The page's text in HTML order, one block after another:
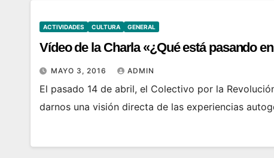
ACTIVIDADES CULTURA GENERAL
Vídeo de la Charla «¿Qué está pasando
MAYO 3, 2016 ADMIN
El pasado 14 de abril, el Colectivo por la
darnos una visión directa de las experiencias